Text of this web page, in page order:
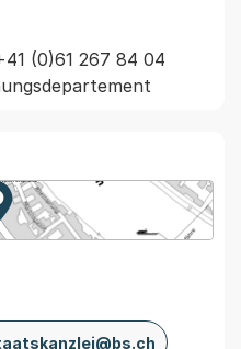
(0)61 267 84 04
Karte von MapBS.
Link, wird in einem